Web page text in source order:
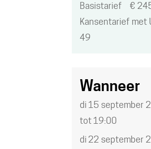
Basistarief €
Kansentarief met
49
Wanneer
di 15 september
tot19:00
di 22 september